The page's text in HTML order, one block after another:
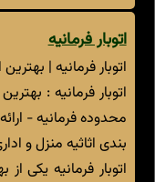
اتوبار فرمانیه
اتوبار فرمانیه | بهترین
اتوبار فرمانیه :
محدوده فرمانیه -
بندی اثاثیه منزل و
اتوبار فرمانیه یکی